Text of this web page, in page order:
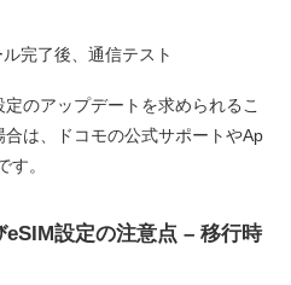
完了後、通信テスト
のアップデートを求められるこ
は、ドコモの公式サポートやAp
す。
設定の注意点 – 移行時